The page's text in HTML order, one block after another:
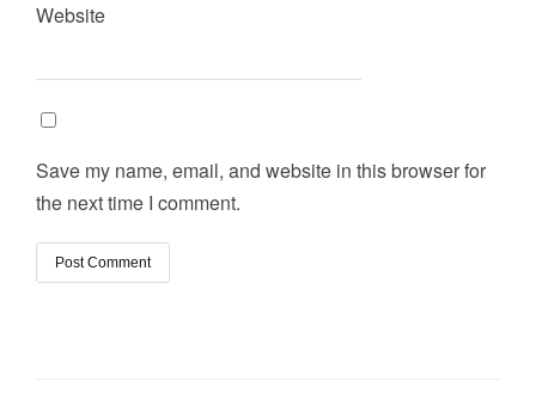
Website
Save my name, email, and website in this browser for
the next time I comment.